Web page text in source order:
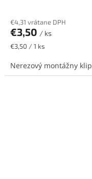
€4,31 vrátane DPH
€3,50 / ks
Jednotková
€3,50 / 1 ks
Nerezový montážny klip